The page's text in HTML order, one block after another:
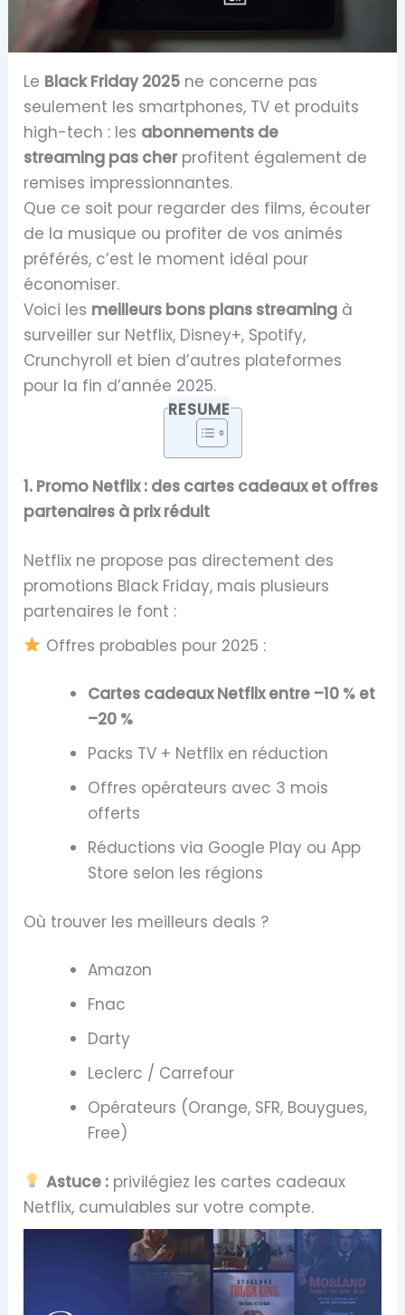
Le Black Friday 2025 ne concerne pas
seulement les smartphones, TV et produits
high-tech : les abonnements de
streaming pas cherprofitent également de
remises impressionnantes.
Que ce soit pour regarder des films, écouter
de la musique ou profiter de vos animés
préférés, c’est le moment idéal pour
économiser.
Voici les meilleurs bons plans streaming à
surveiller sur Netflix, Disney+, Spotify,
Crunchyroll et bien d’autres plateformes
pour la fin d’année 2025.
RESUME
1. Promo Netflix : des cartes cadeaux et offres
partenaires à prix réduit
Netflix ne propose pas directement des
promotions Black Friday, mais plusieurs
partenaires le font :
Offres probables pour 2025 :
Cartes cadeaux Netflix entre –10 % et
–20 %
Packs TV + Netflix en réduction
Offres opérateurs avec 3 mois
offerts
Réductions via Google Play ou App
Store selon les régions
Où trouver les meilleurs deals ?
Amazon
Fnac
Darty
Leclerc / Carrefour
Opérateurs (Orange, SFR, Bouygues,
Free)
Astuce :privilégiez les cartes cadeaux
Netflix, cumulables sur votre compte.